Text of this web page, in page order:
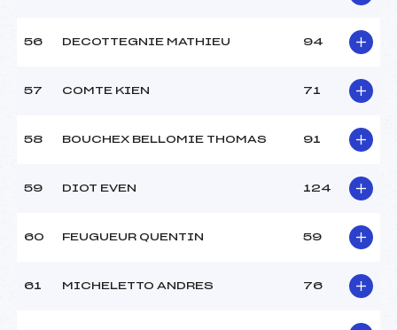
56 DECOTTEGNIE MATHIEU 94
57 COMTE KIEN 71
58 BOUCHEX BELLOMIE THOMAS 91
59 DIOT EVEN 124
60 FEUGUEUR QUENTIN 59
61 MICHELETTO ANDRES 76